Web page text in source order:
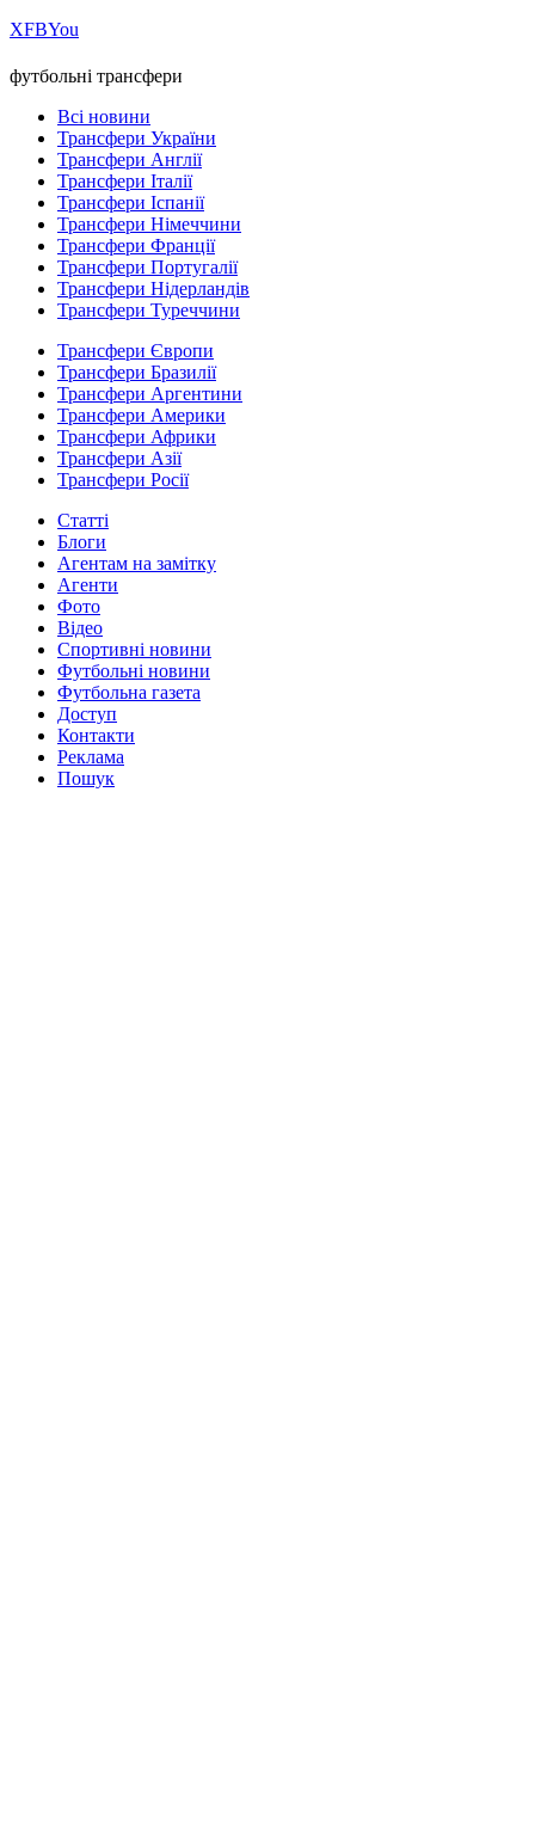
ХFBYou
футбольні трансфери
Всі новини
Трансфери України
Трансфери Англії
Трансфери Італії
Трансфери Іспанії
Трансфери Німеччини
Трансфери Франції
Трансфери Португалії
Трансфери Нідерландів
Трансфери Туреччини
Трансфери Європи
Трансфери Бразилії
Трансфери Аргентини
Трансфери Америки
Трансфери Африки
Трансфери Азії
Трансфери Росії
Статті
Блоги
Агентам на замітку
Агенти
Фото
Відео
Спортивні новини
Футбольні новини
Футбольна газета
Доступ
Контакти
Реклама
Пошук